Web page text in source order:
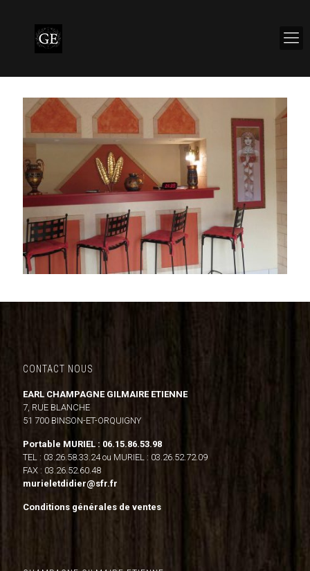
CONTACT NOUS
EARL CHAMPAGNE GILMAIRE ETIENNE
7, RUE BLANCHE
51 700 BINSON-ET-ORQUIGNY
Portable MURIEL : 06.15.86.53.98
TEL : 03.26.58.33.24 ou MURIEL : 03.26.52.72.09
FAX : 03.26.52.60.48
murieletdidier@sfr.fr
Conditions générales de ventes